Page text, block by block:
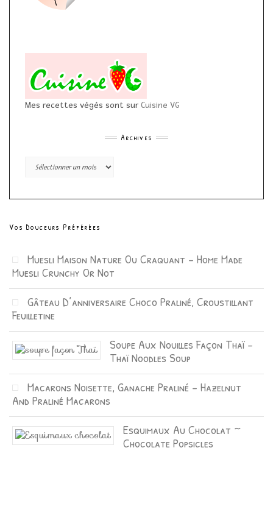
Mes recettes végés sont sur Cuisine VG
Archives
Archives
Vos Douceurs Préférées
Muesli Maison Nature Ou Craquant – Home Made
Muesli Crunchy Or Not
Gâteau D’anniversaire Choco Praliné, Croustillant
Feuilletine
Soupe Aux Nouilles Façon Thaï –
Thaï Noodles Soup
Macarons Noisette, Ganache Praliné – Hazelnut
And Praliné Macarons
Esquimaux Au Chocolat ~
Chocolate Popsicles